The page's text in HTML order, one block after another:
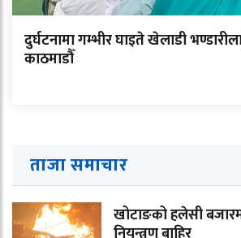
दुर्घटनामा गम्भीर घाइते खेलाडी
काठमाडौँ
ताजा समाचार
खोटाङको हलेसी